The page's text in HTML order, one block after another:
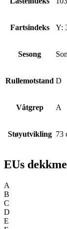
Fartsindeks Y:
Sesong
Rullemotstand D
Våtgrep A
Støyutvikling 73
EUs
A
B
C
D
E